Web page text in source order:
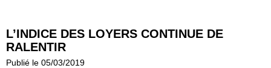
L’INDICE DES LOYERS CONTINUE DE
RALENTIR
Publié le 05/03/2019